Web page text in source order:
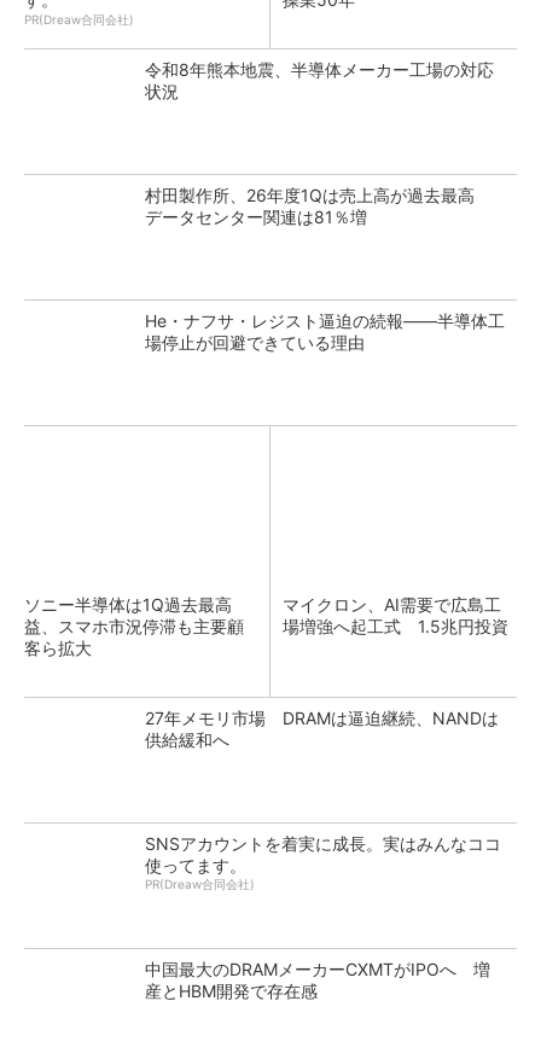
PR(Dreaw合同会社)
令和8年熊本地震、半導体メーカー工場の対応
状況
村田製作所、26年度1Qは売上高が過去最高
データセンター関連は81％増
He・ナフサ・レジスト逼迫の続報――半導体工
場停止が回避できている理由
ソニー半導体は1Q過去最高
益、スマホ市況停滞も主要顧
客ら拡大
マイクロン、AI需要で広島工
場増強へ起工式 1.5兆円投資
27年メモリ市場 DRAMは逼迫継続、NANDは
供給緩和へ
SNSアカウントを着実に成長。実はみんなココ
使ってます。
PR(Dreaw合同会社)
中国最大のDRAMメーカーCXMTがIPOへ 増
産とHBM開発で存在感